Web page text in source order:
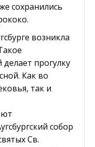
сохранились
возникла
делает прогулку
Как во
так и
собор
Св.